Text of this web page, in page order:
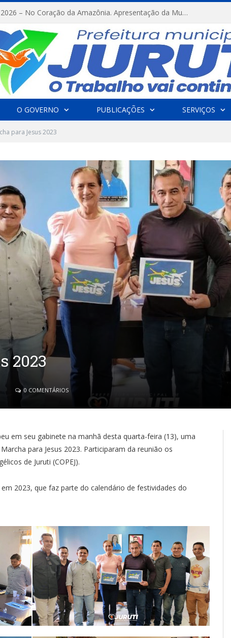
FESTRIBAL 2026 – No Coração da Amazônia. Apresentação da Munduruku.
O GOVERNO PUBLICAÇÕES SERVIÇOS
para Jesus 2023
2023
0 COMENTÁRIOS
em seu gabinete na manhã desta quarta-feira (13), uma
para Jesus 2023. Participaram da reunião os
de Juruti (COPEJ).
2023, que faz parte do calendário de festividades do